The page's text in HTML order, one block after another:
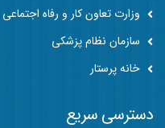
وزارت تعاون کار و رفاه اجتماعی
سازمان نظام پزشکی
خانه پرستار
دسترسی سریع